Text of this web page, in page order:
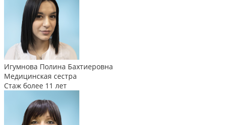
Игумнова Полина Бахтиеровна
Медицинская сестра
Стаж более 11 лет